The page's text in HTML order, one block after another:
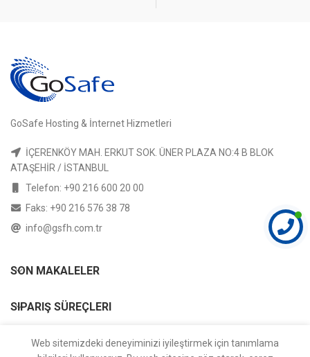
GoSafe Hosting & İnternet Hizmetleri
İÇERENKÖY MAH. ERKUT SOK. ÜNER PLAZA NO:4 B BLOK
ATAŞEHİR / İSTANBUL
Telefon: +90 216 600 20 00
Faks: +90 216 576 38 78
info@gsfh.com.tr
SON MAKALELER
SIPARIŞ SÜREÇLERI
YARDIM
Web sitemizdeki deneyiminizi iyileştirmek için tanımlama